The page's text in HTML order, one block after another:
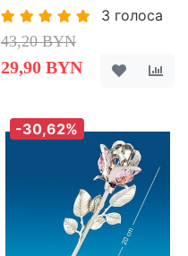
3 голоса
43,20 BYN
29,90 BYN
-30,62%